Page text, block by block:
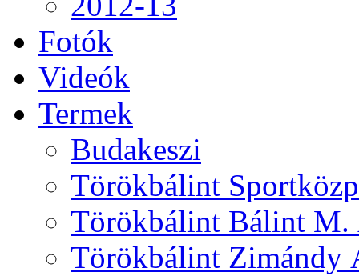
Fotók
Videók
Termek
Budakeszi
Törökbálint
Törökbálint Bálint
Törökbálint Zimándy